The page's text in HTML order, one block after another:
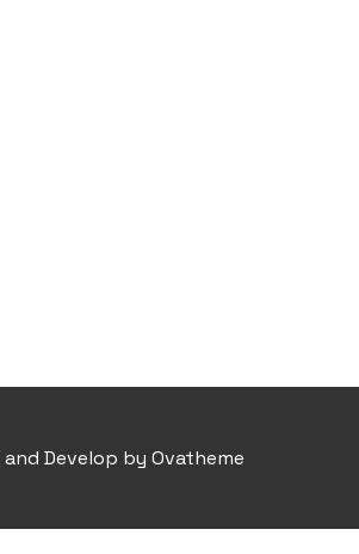
and Develop by Ovatheme